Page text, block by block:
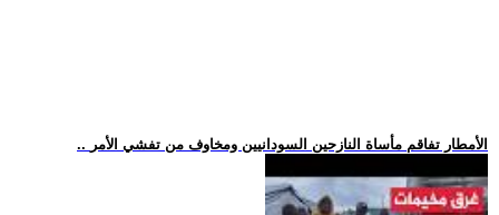
.. الأمطار تفاقم مأساة النازحين السودانيين ومخاوف من تفشي الأمر